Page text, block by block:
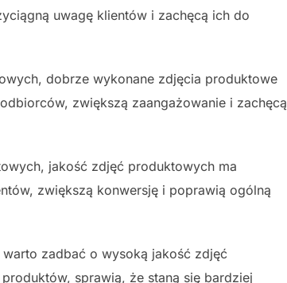
uwagę klientów i zachęcą ich do
dobrze wykonane zdjęcia produktowe
zwiększą zaangażowanie i zachęcą
jakość zdjęć produktowych ma
zwiększą konwersję i poprawią ogólną
zadbać o wysoką jakość zdjęć
sprawią, że staną się bardziej